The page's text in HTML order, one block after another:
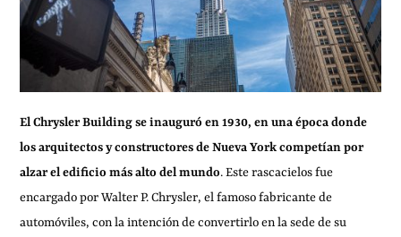
El Chrysler Building se inauguró en 1930, en una época donde
los arquitectos y constructores de Nueva York competían por
alzar el edificio más alto del mundo. Este rascacielos fue
encargado por Walter P. Chrysler, el famoso fabricante de
automóviles, con la intención de convertirlo en la sede de su